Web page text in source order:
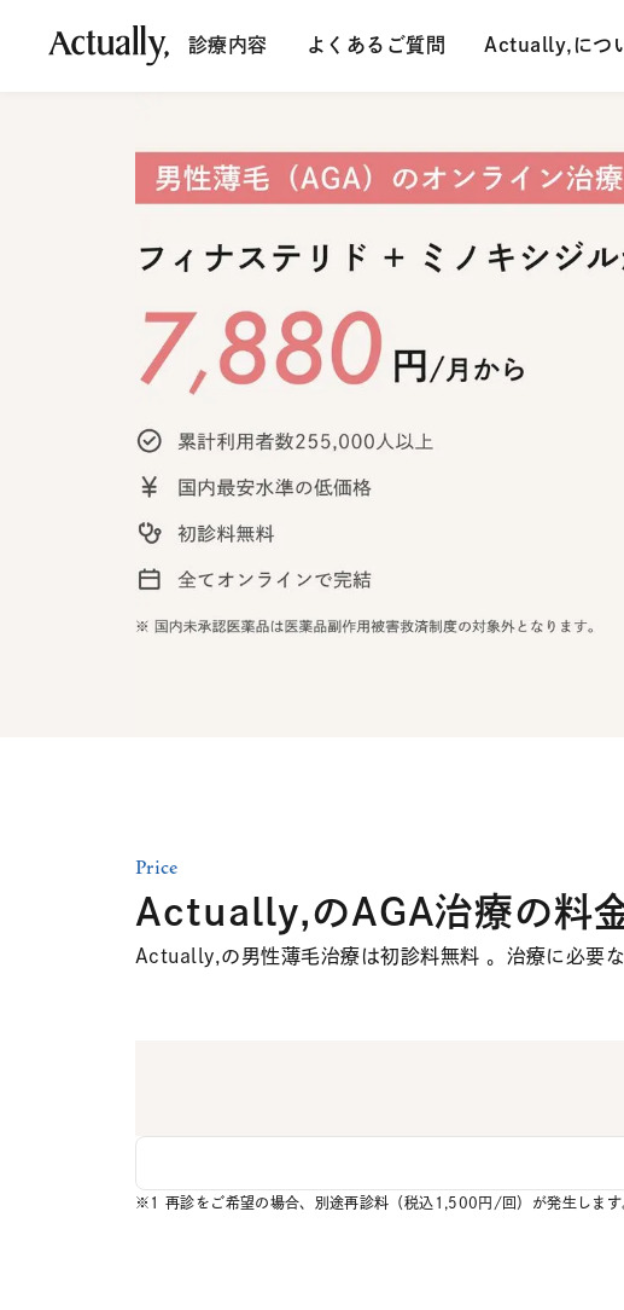
診療内容 よくあるご質問 Actually,につ
Price
Actually,のAGA治療の料
Actually,の男性薄毛治療は初診料無料 。治療に必要
※1 再診をご希望の場合、別途再診料（税込1,500円/回）が発生します